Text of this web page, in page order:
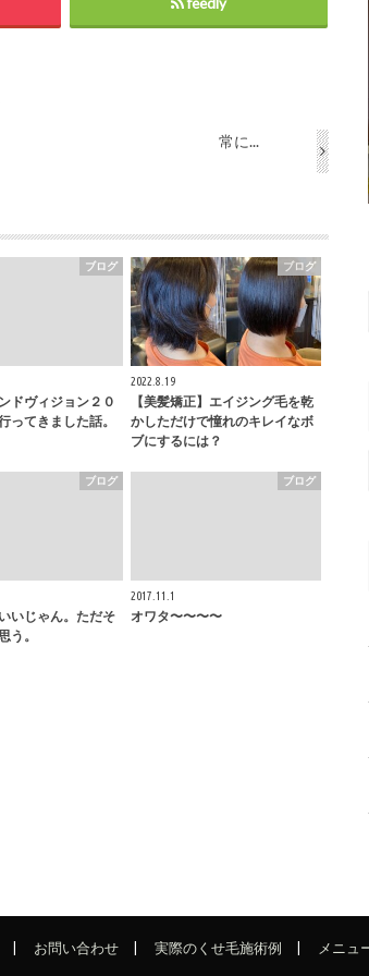
常に...
ブログ
ドヴィジョン２０
ってきました話。
ブログ
2022.8.19
【美髪矯正】エイジング毛を乾
かしただけで憧れのキレイなボ
ブにするには？
ブログ
いじゃん。ただそ
う。
ブログ
2017.11.1
オワタ〜〜〜〜
お問い合わせ 実際のくせ毛施術例 メニュ